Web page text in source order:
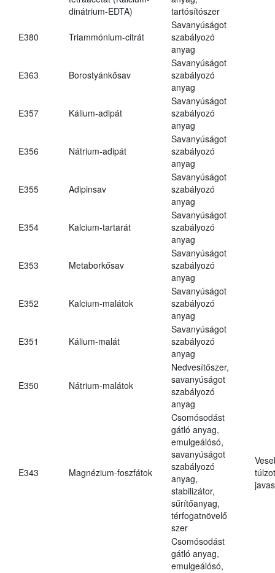
dinátrium-EDTA)
tartósítószer
E380 Triammónium-citrát
Savanyúságot
szabályozó
anyag
E363 Borostyánkősav
Savanyúságot
szabályozó
anyag
E357 Kálium-adipát
Savanyúságot
szabályozó
anyag
E356 Nátrium-adipát
Savanyúságot
szabályozó
anyag
E355 Adipinsav
Savanyúságot
szabályozó
anyag
E354 Kalcium-tartarát
Savanyúságot
szabályozó
anyag
E353 Metaborkősav
Savanyúságot
szabályozó
anyag
E352 Kalcium-malátok
Savanyúságot
szabályozó
anyag
E351 Kálium-malát
Savanyúságot
szabályozó
anyag
E350 Nátrium-malátok
Nedvesítőszer,
savanyúságot
szabályozó
anyag
E343 Magnézium-foszfátok
Csomósodást
gátló anyag,
emulgeálósó,
savanyúságot
szabályozó
anyag,
stabilizátor,
sűrítőanyag,
térfogatnövelő
szer
Csomósodást
gátló anyag,
emulgeálósó,